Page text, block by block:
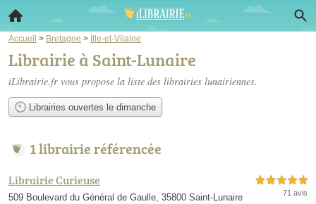
Accueil > Bretagne > Ille-et-Vilaine
Librairie à Saint-Lunaire
iLibrairie.fr vous propose la liste des librairies lunairiennes.
Librairies ouvertes le dimanche
1 librairie référencée
Librairie Curieuse
509 Boulevard du Général de Gaulle, 35800 Saint-Lunaire
5,0 étoiles sur 5
71 avis